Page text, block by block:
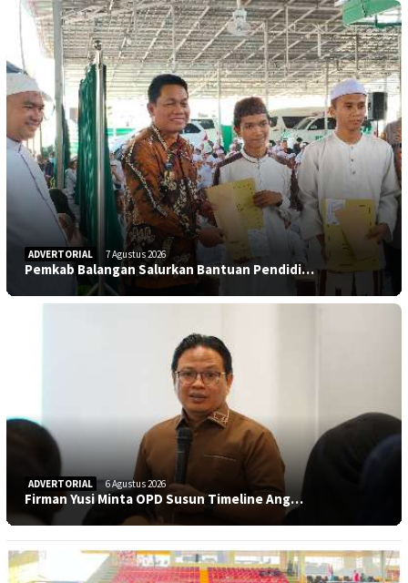
ADVERTORIAL 7 Agustus 2026
Pemkab Balangan Salurkan Bantuan Pendidi…
ADVERTORIAL 6 Agustus 2026
Firman Yusi Minta OPD Susun Timeline Ang…